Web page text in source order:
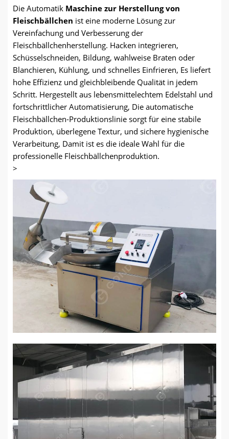
Die Automatik Maschine zur Herstellung von
Fleischbällchen ist eine moderne Lösung zur
Vereinfachung und Verbesserung der
Fleischbällchenherstellung. Hacken integrieren,
Schüsselschneiden, Bildung, wahlweise Braten oder
Blanchieren, Kühlung, und schnelles Einfrieren, Es liefert
hohe Effizienz und gleichbleibende Qualität in jedem
Schritt. Hergestellt aus lebensmittelechtem Edelstahl und
fortschrittlicher Automatisierung, Die automatische
Fleischbällchen-Produktionslinie sorgt für eine stabile
Produktion, überlegene Textur, und sichere hygienische
Verarbeitung, Damit ist es die ideale Wahl für die
professionelle Fleischbällchenproduktion.
>